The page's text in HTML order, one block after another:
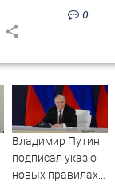
0
Владимир Путин
подписал указ о
новых правилах